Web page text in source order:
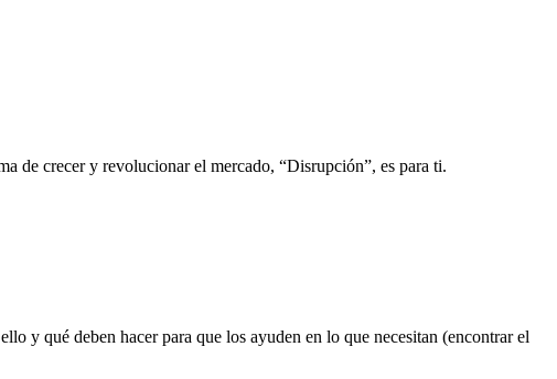
de crecer y revolucionar el mercado, “Disrupción”, es para ti.
y qué deben hacer para que los ayuden en lo que necesitan (encontrar el